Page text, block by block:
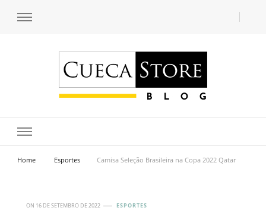
Home Esportes Camisa Seleção Brasileira na Copa 2022 Qatar
ON 16 DE SETEMBRO DE 2022 ESPORTES